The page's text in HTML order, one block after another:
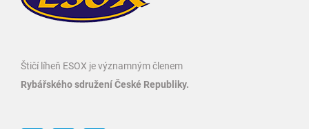
Štičí líheň ESOX je významným členem
Rybářského sdružení České Republiky.